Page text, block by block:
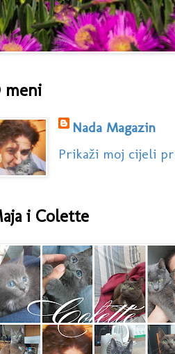
meni
Nada Magazin
Prikaži moj cijeli
i Colette